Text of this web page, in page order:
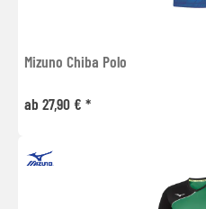
Mizuno Chiba Polo
ab 27,90 € *